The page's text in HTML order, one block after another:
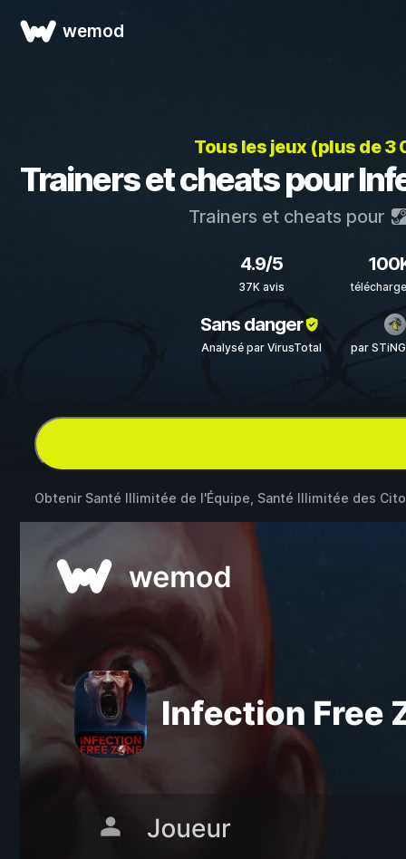
wemod
Tous les jeux (plus de
Trainers et cheats pour
Trainers et cheats pour
4.9/5
37K avis
Sans danger
Analysé par VirusTotal par
Obtenir Santé Illimitée de l'Équipe, Santé Illimitée des